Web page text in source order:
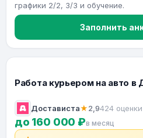
графики 2/2, 3/3 и обучение.
Заполнить
Работа курьером на авто в
Достависта★2,9424 оценки
до 160 000 ₽в месяц